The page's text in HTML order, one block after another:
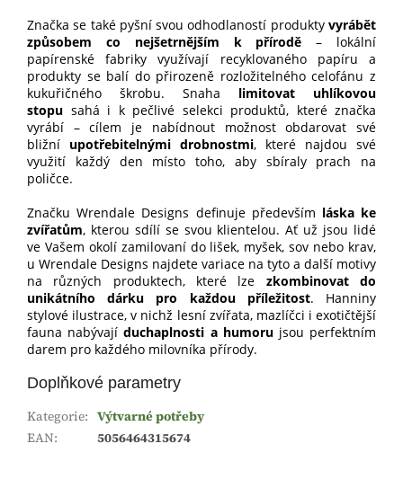
Značka se také pyšní svou odhodlaností produkty vyrábět
způsobem co nejšetrnějším k přírodě
– lokální
papírenské fabriky využívají recyklovaného papíru a
produkty se balí do přirozeně rozložitelného celofánu z
kukuřičného škrobu. Snaha
limitovat uhlíkovou
stopu sahá i k pečlivé selekci produktů, které značka
vyrábí – cílem je nabídnout možnost obdarovat své
bližní upotřebitelnými drobnostmi, které najdou své
využití každý den místo toho, aby sbíraly prach na
poličce.
Značku Wrendale Designs definuje především láska ke
zvířatům, kterou sdílí se svou klientelou. Ať už jsou lidé
ve Vašem okolí zamilovaní do lišek, myšek, sov nebo krav,
u Wrendale Designs najdete variace na tyto a další motivy
na různých produktech, které lze
zkombinovat do
unikátního dárku pro každou příležitost. Hanniny
stylové ilustrace, v nichž lesní zvířata, mazlíčci i exotičtější
fauna nabývají duchaplnosti a humoru jsou perfektním
darem pro každého milovníka přírody.
Doplňkové parametry
Kategorie: Výtvarné potřeby
EAN: 5056464315674